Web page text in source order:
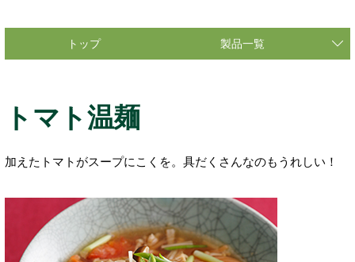
トップ 製品一覧
トマト温麺
加えたトマトがスープにこくを。具だくさんなのもうれしい！